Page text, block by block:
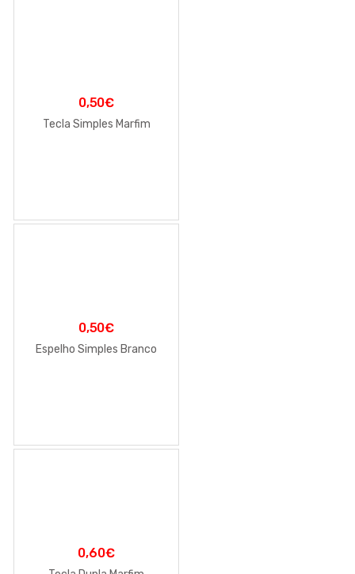
0,50€
Tecla Simples Marfim
0,50€
Espelho Simples Branco
0,60€